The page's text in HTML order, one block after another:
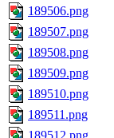
189506.png
189507.png
189508.png
189509.png
189510.png
189511.png